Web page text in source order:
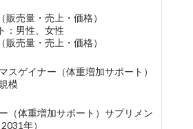
販売量・売上・価格）
：男性、女性
販売量・売上・価格）
スゲイナー（体重増加サポート）
模
（体重増加サポート）サプリメン
年）